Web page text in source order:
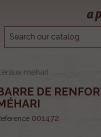
a
méhari
DE
001472